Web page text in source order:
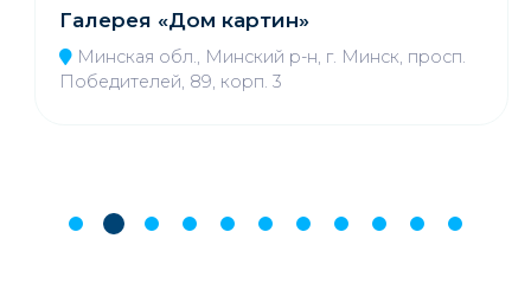
Галерея «Дом картин»
Минская обл., Минский р-н, г. Минск, просп.
Победителей, 89, корп. 3